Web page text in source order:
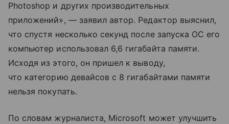
Photoshop и других производительных
приложений», — заявил автор. Редактор выяснил,
что спустя несколько секунд после запуска ОС его
компьютер использовал 6,6 гигабайта памяти.
Исходя из этого, он пришел к выводу,
что категорию девайсов с 8 гигабайтами памяти
нельзя покупать.
По словам журналиста, Microsoft может улучшить